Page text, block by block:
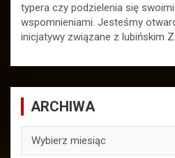
typera czy podzielenia się
wspomnieniami. Jesteśmy
inicjatywy związane z lubińskim
ARCHIWA